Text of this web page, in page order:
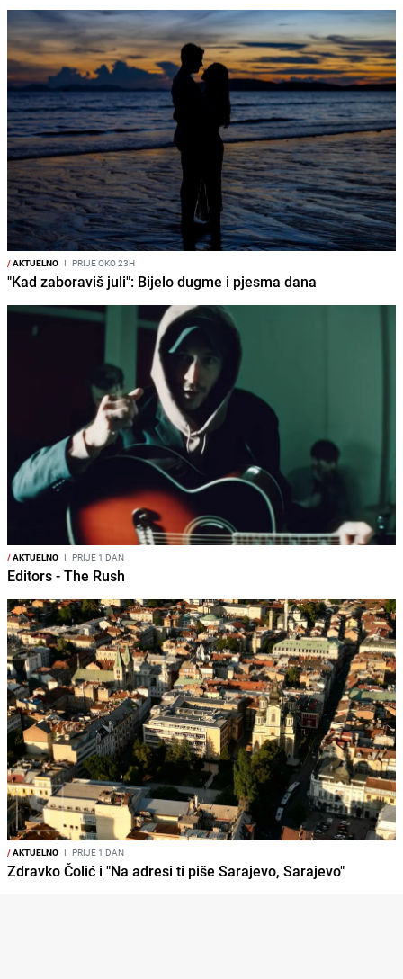
/AKTUELNO I PRIJE OKO 23H
"Kad zaboraviš juli": Bijelo dugme i pjesma dana
/AKTUELNO I PRIJE 1 DAN
Editors - The Rush
/AKTUELNO I PRIJE 1 DAN
Zdravko Čolić i "Na adresi ti piše Sarajevo, Sarajevo"